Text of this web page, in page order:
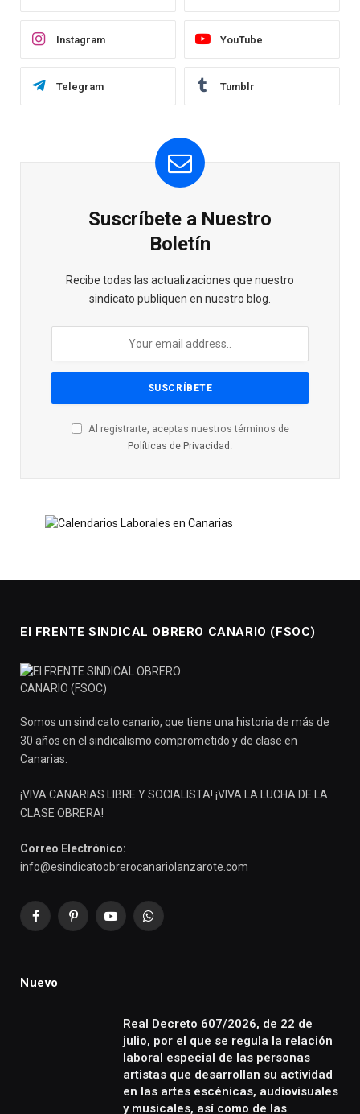
Instagram YouTube
Telegram Tumblr
Suscríbete a Nuestro
Boletín
Recibe todas las actualizaciones que nuestro
sindicato publiquen en nuestro blog.
Al registrarte, aceptas nuestros términos de
Políticas de Privacidad .
El FRENTE SINDICAL OBRERO CANARIO (FSOC)
Somos un sindicato canario, que tiene una historia de más de
30 años en el sindicalismo comprometido y de clase en
Canarias.
¡VIVA CANARIAS LIBRE Y SOCIALISTA! ¡VIVA LA LUCHA DE LA
CLASE OBRERA!
Correo Electrónico:
info@esindicatoobrerocanariolanzarote.com
FacebookPinterestYouTubeWhatsApp
Nuevo
Real Decreto 607/2026, de 22 de
julio, por el que se regula la relación
laboral especial de las personas
artistas que desarrollan su actividad
en las artes escénicas, audiovisuales
y musicales, así como de las